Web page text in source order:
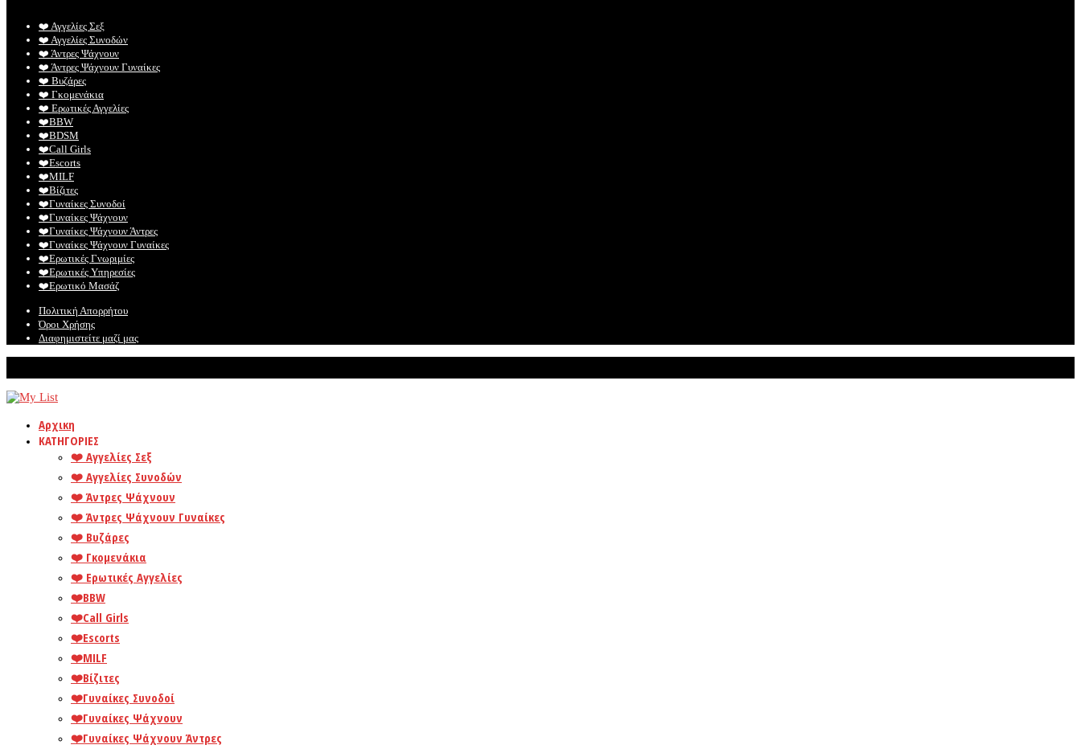
❤️️ Αγγελίες Σεξ
❤️️ Αγγελίες Συνοδών
❤️️ Άντρες Ψάχνουν
❤️️ Άντρες Ψάχνουν Γυναίκες
❤️️ Βυζάρες
❤️️ Γκομενάκια
❤️️ Ερωτικές Αγγελίες
❤️️BBW
❤️️BDSM
❤️️Call Girls
❤️️Escorts
❤️️MILF
❤️️Βίζιτες
❤️️Γυναίκες Συνοδοί
❤️️Γυναίκες Ψάχνουν
❤️️Γυναίκες Ψάχνουν Άντρες
❤️️Γυναίκες Ψάχνουν Γυναίκες
❤️️Ερωτικές Γνωριμίες
❤️️Ερωτικές Υπηρεσίες
❤️️Ερωτικό Μασάζ
Πολιτική Απορρήτου
Όροι Χρήσης
Διαφημιστείτε μαζί μας
Αρχικη
ΚΑΤΗΓΟΡΙΕΣ
❤️️ Αγγελίες Σεξ
❤️️ Αγγελίες Συνοδών
❤️️ Άντρες Ψάχνουν
❤️️ Άντρες Ψάχνουν Γυναίκες
❤️️ Βυζάρες
❤️️ Γκομενάκια
❤️️ Ερωτικές Αγγελίες
❤️️BBW
❤️️Call Girls
❤️️Escorts
❤️️MILF
❤️️Βίζιτες
❤️️Γυναίκες Συνοδοί
❤️️Γυναίκες Ψάχνουν
❤️️Γυναίκες Ψάχνουν Άντρες